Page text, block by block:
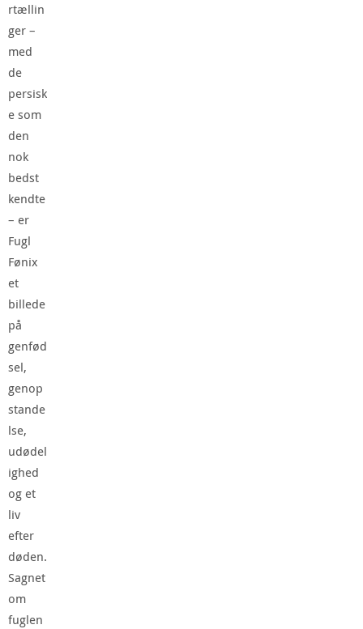
rtællin
ger –
med
de
persisk
e som
den
nok
bedst
kendte
– er
Fugl
Fønix
et
billede
på
genfød
sel,
genop
stande
lse,
udødel
ighed
og et
liv
efter
døden.
Sagnet
om
fuglen